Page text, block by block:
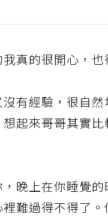
真的很開心，也
有經驗，很自
起來哥哥其實
晚上在你睡覺
難過得不得了。